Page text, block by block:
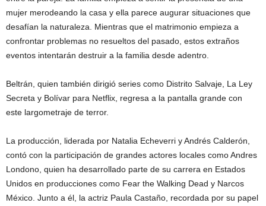
mujer merodeando la casa y ella parece augurar situaciones que
desafían la naturaleza. Mientras que el matrimonio empieza a
confrontar problemas no resueltos del pasado, estos extraños
eventos intentarán destruir a la familia desde adentro.
Beltrán, quien también dirigió series como Distrito Salvaje, La Ley
Secreta y Bolívar para Netflix, regresa a la pantalla grande con
este largometraje de terror.
La producción, liderada por Natalia Echeverri y Andrés Calderón,
contó con la participación de grandes actores locales como Andres
Londono, quien ha desarrollado parte de su carrera en Estados
Unidos en producciones como Fear the Walking Dead y Narcos
México. Junto a él, la actriz Paula Castaño, recordada por su papel